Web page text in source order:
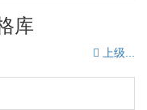
库
上级...